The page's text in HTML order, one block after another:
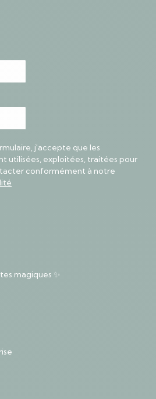
j'accepte que les
utilisées, exploitées, traitées pour
conformément à notre
magiques ✨